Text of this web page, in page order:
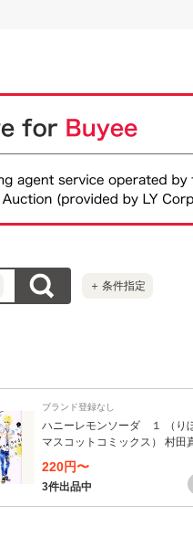
＋ 条件指定
ブランド登録なし
ハニーレモンソーダ １ （り
マスコットコミックス） 村田
220円〜
3件出品中